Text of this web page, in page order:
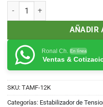
Transformador de
AÑADIR
Ronal Ch. En línea
Ventas &
SKU: TAMF-12K
Categorías: Estabilizador de